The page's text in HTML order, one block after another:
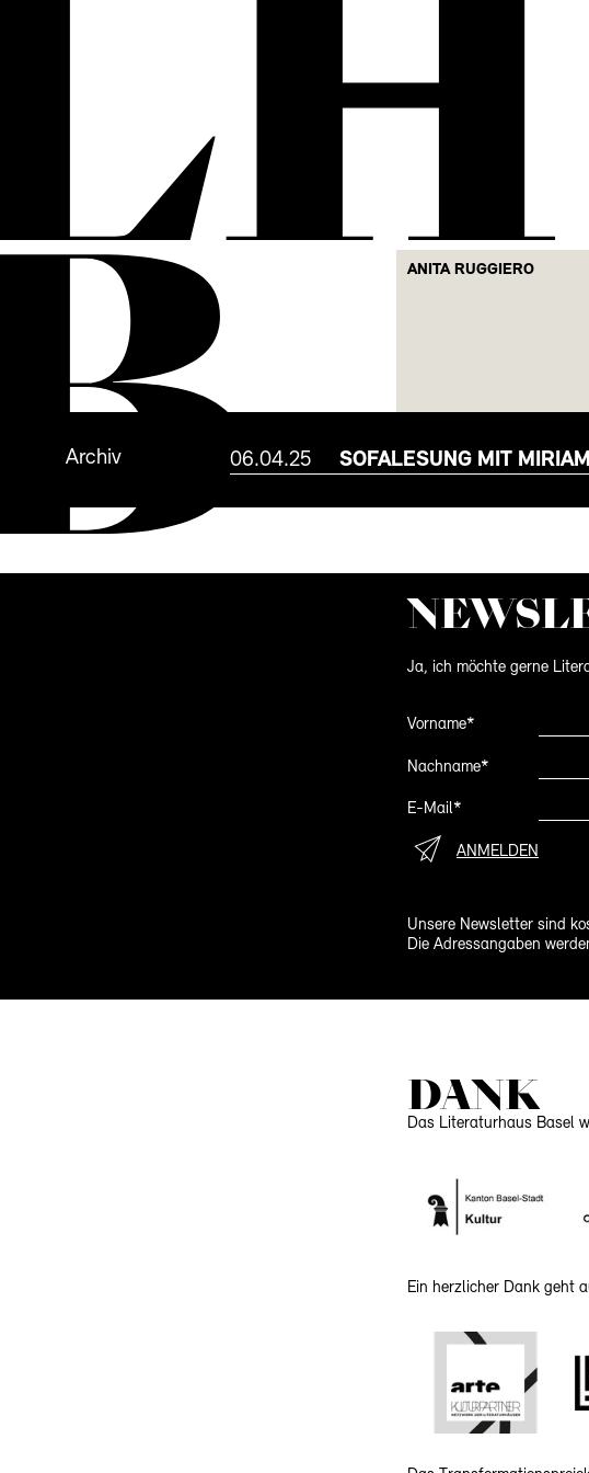
ANITA RUGGIERO
Archiv 06.04.25 SOFALESUNG MIT
Ja, ich möchte gerne
Vorname*
Nachname*
E-Mail*
ANMELDEN
Unsere Newsletter sind
Die Adressangaben
DANK
Das Literaturhaus Basel
Ein herzlicher Dank geht